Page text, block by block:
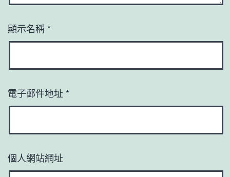
顯示名稱 *
電子郵件地址 *
個人網站網址